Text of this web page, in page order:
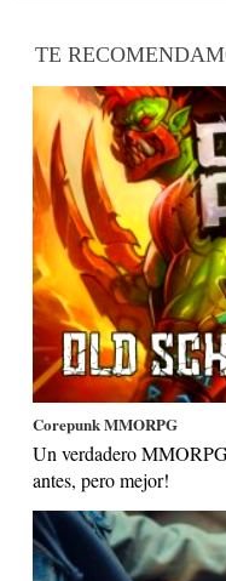
TE
Corepunk MMORPG
Un verdadero
antes, pero mejor!